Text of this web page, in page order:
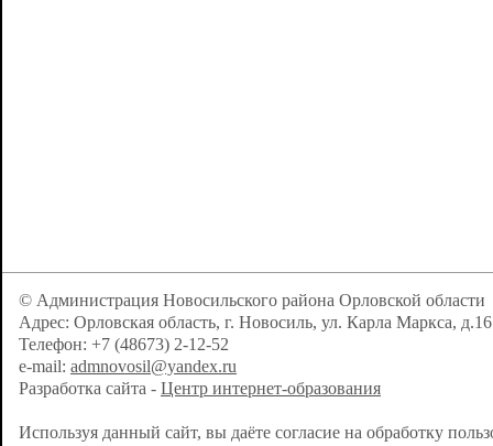
© Администрация Новосильского района Орловской области
Адрес: Орловская область, г. Новосиль, ул. Карла Маркса, д.16
Телефон: +7 (48673) 2-12-52
e-mail: admnovosil@yandex.ru
Разработка сайта - Центр интернет-образования
Используя данный сайт, вы даёте согласие на обработку